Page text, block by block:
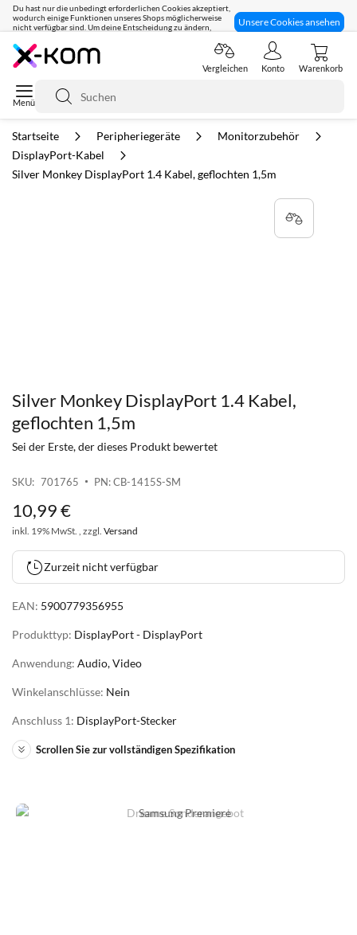
Du hast nur die unbedingt erforderlichen Cookies akzeptiert,
wodurch einige Funktionen unseres Shops möglicherweise
nicht verfügbar sind. Um deine Entscheidung zu ändern,
Unsere Cookies ansehen
Seit 8 Jahren für dich da!
Suche
Vergleichen Konto Warenkorb
Startseite Peripheriegeräte
Monitorzubehör
DisplayPort-Kabel
Silver Monkey DisplayPort 1.4 Kabel, geflochten 1,5m
Silver Monkey DisplayPort 1.4 Kabel,
geflochten 1,5m
SKU 701765 PN: CB-1415S-SM
Sei der Erste, der dieses Produkt bewertet
EAN: 5900779356955
Produkttyp: DisplayPort - DisplayPort
Anwendung: Audio, Video
Winkelanschlüsse: Nein
Anschluss 1: DisplayPort-Stecker
Scrollen Sie zur vollständigen Spezifikation
10,99€
inkl. 19% MwSt. , zzgl. Versand
Zurzeit nicht verfügbar
Zum
Anfang
Bildgalerie